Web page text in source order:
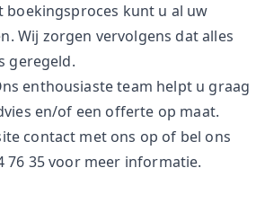
boekingsproces kunt u al uw
Wij zorgen vervolgens dat alles
geregeld.
enthousiaste team helpt u graag
en/of een offerte op maat.
contact met ons op of bel ons
76 35 voor meer informatie.